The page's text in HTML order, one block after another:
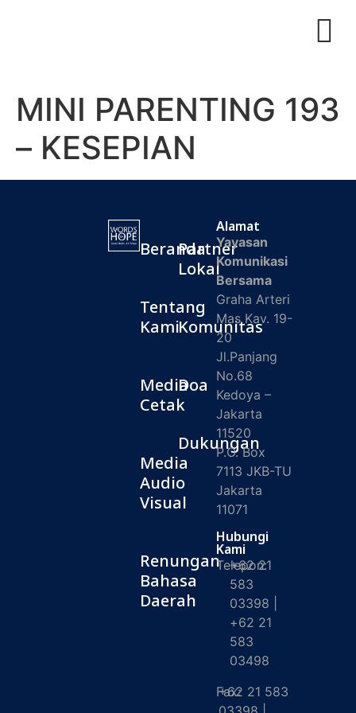
MINI PARENTING 193
– KESEPIAN
Beranda
Tentang
Kami
Media
Cetak
Media
Audio
Visual
Renungan
Bahasa
Daerah
Partner
Lokal
Komunitas
Doa
Dukungan
Alamat
Yayasan
Komunikasi
Bersama
Graha Arteri
Mas Kav. 19-
20
Jl.Panjang
No.68
Kedoya –
Jakarta
11520
P.O. Box
7113 JKB-TU
Jakarta
11071
Hubungi
Kami
Telepon:
+62 21
583
03398 |
+62 21
583
03498
Fax:
+62 21 583